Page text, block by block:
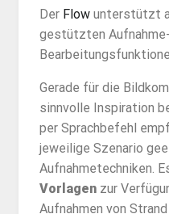
Der Flowunterstützt
gestützten
Gerade für die
sinnvolle Inspiration
per Sprachbefehl
jeweilige Szenario
Aufnahmetechniken.
Vorlagenzur
Aufnahmen von